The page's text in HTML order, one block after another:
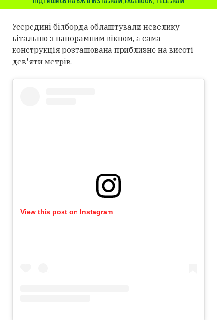
Усередині білборда облаштували невелику
вітальню з панорамним вікном, а сама
конструкція розташована приблизно на висоті
дев'яти метрів.
View this post on Instagram